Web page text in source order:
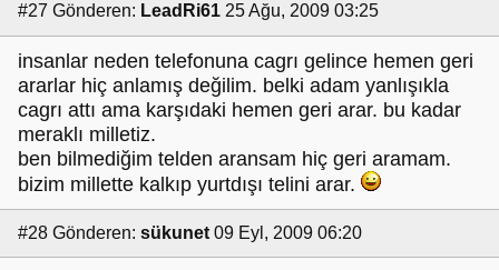
#27 Gönderen: LeadRi61 25 Ağu, 2009 03:25
insanlar neden telefonuna cagrı gelince hemen geri
ararlar hiç anlamış değilim. belki adam yanlışıkla
cagrı attı ama karşıdaki hemen geri arar. bu kadar
meraklı milletiz.
ben bilmediğim telden aransam hiç geri aramam.
bizim millette kalkıp yurtdışı telini arar.
#28 Gönderen: sükunet 09 Eyl, 2009 06:20